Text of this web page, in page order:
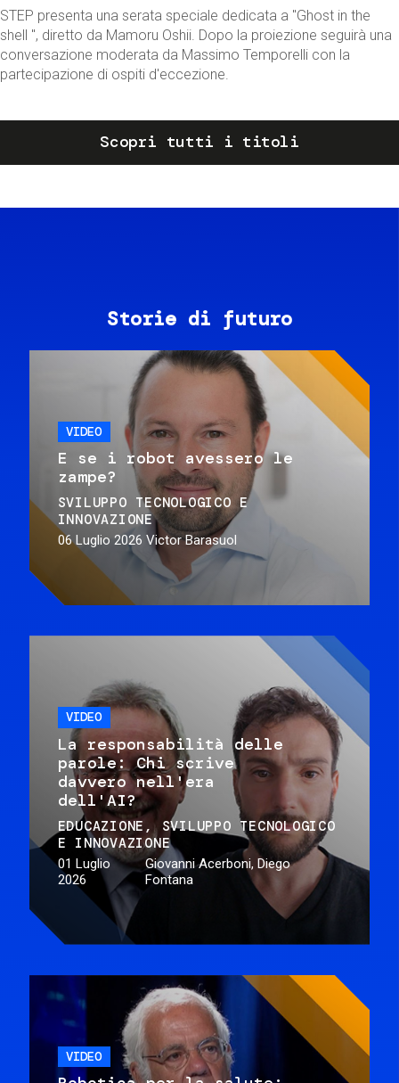
STEP presenta una serata speciale dedicata a "Ghost in the
shell ", diretto da Mamoru Oshii. Dopo la proiezione seguirà una
conversazione moderata da Massimo Temporelli con la
partecipazione di ospiti d'eccezione.
Scopri tutti i titoli
Storie di futuro
VIDEO
E se i robot avessero le
zampe?
SVILUPPO TECNOLOGICO E
INNOVAZIONE
06 Luglio 2026 Victor Barasuol
VIDEO
La responsabilità delle
parole: Chi scrive
davvero nell'era
dell'AI?
EDUCAZIONE
SVILUPPO TECNOLOGICO
E INNOVAZIONE
01 Luglio
2026
Giovanni Acerboni, Diego
Fontana
VIDEO